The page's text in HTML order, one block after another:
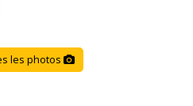
les photos